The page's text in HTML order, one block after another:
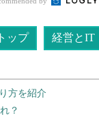
ップ 経営とIT
方を紹介
？